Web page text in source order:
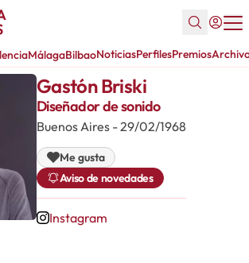
MálagaBilbaoNoticiasPerfilesPremios
Gastón Briski
Diseñador de sonido
Buenos Aires - 29/02/1968
Me gusta
Aviso de novedades
Instagram